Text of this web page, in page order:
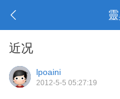
近况
lpoaini
2012-5-5 05:27:19